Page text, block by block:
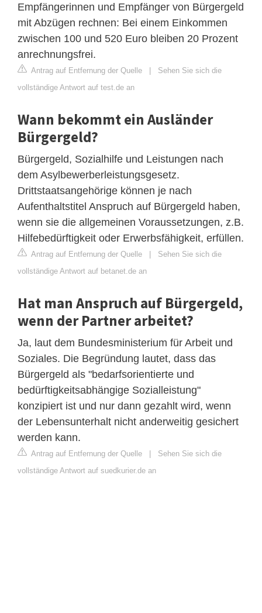
Empfängerinnen und Empfänger von Bürgergeld
mit Abzügen rechnen: Bei einem Einkommen
zwischen 100 und 520 Euro bleiben 20 Prozent
anrechnungsfrei.
Antrag auf Entfernung der Quelle | Sehen Sie sich die
vollständige Antwort auf test.de an
Wann bekommt ein Ausländer
Bürgergeld?
Bürgergeld, Sozialhilfe und Leistungen nach
dem Asylbewerberleistungsgesetz.
Drittstaatsangehörige können je nach
Aufenthaltstitel Anspruch auf Bürgergeld haben,
wenn sie die allgemeinen Voraussetzungen, z.B.
Hilfebedürftigkeit oder Erwerbsfähigkeit, erfüllen.
Antrag auf Entfernung der Quelle | Sehen Sie sich die
vollständige Antwort auf betanet.de an
Hat man Anspruch auf Bürgergeld,
wenn der Partner arbeitet?
Ja, laut dem Bundesministerium für Arbeit und
Soziales. Die Begründung lautet, dass das
Bürgergeld als "bedarfsorientierte und
bedürftigkeitsabhängige Sozialleistung"
konzipiert ist und nur dann gezahlt wird, wenn
der Lebensunterhalt nicht anderweitig gesichert
werden kann.
Antrag auf Entfernung der Quelle | Sehen Sie sich die
vollständige Antwort auf suedkurier.de an